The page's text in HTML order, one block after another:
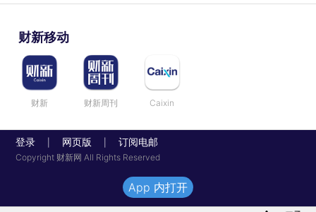
财新移动
财新 财新周刊 Caixin
登录 网页版 订阅电邮
Copyright 财新网 All Rights Reserved
App 内打开